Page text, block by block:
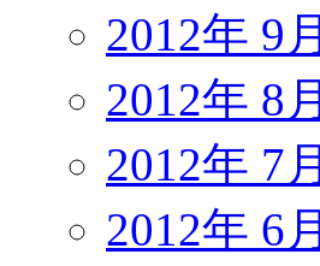
2012年 9月
2012年 8月
2012年 7月
2012年 6月